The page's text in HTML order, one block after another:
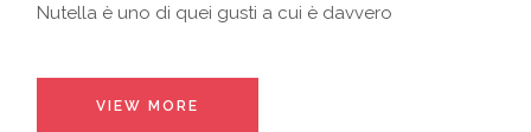
Nutella è uno di quei gusti a cui è davvero
VIEW MORE